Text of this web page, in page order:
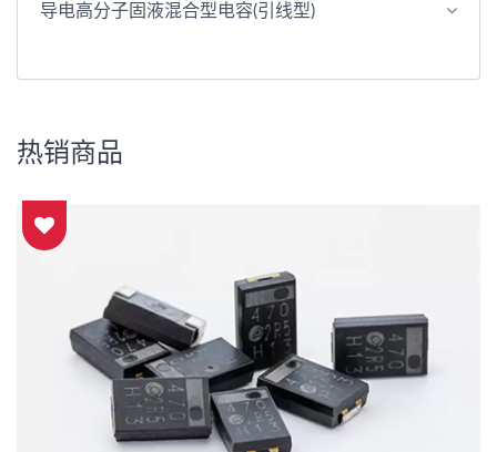
导电高分子固液混合型电容(引线型)
热销商品